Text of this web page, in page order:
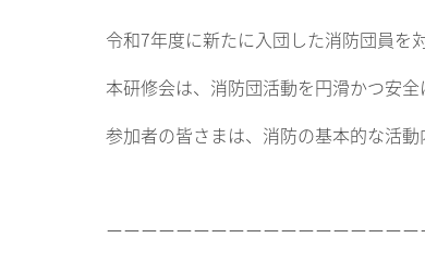
令和7年度に新たに入団した消防団員を
本研修会は、消防団活動を円滑かつ安
参加者の皆さまは、消防の基本的な活
ーーーーーーーーーーーーーーーーー